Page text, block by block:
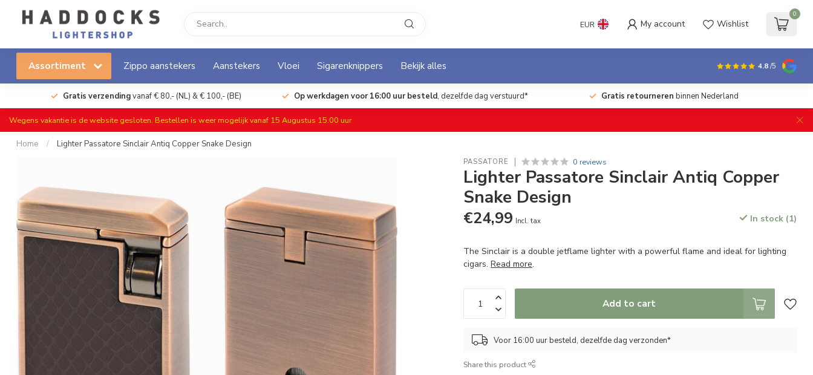
EUR My account Wishlist
0
Assortiment Zippo aanstekers Aanstekers Vloei Sigarenknippers Bekijk alles 4.8/5
Gratis verzendingvanaf € 80,- (NL) & € 100,- (BE) Op werkdagen voor 16:00 uur besteld, dezelfde dag verstuurd* Gratis retourneren binnen Nederland
Wegens vakantie is de website gesloten. Bestellen is weer mogelijk vanaf 15 Augustus 15.00 uur
Home / Lighter Passatore Sinclair Antiq Copper Snake Design
PASSATORE 0 reviews
Lighter Passatore Sinclair Antiq Copper
Snake Design
€24,99 Incl. tax In stock (1)
The Sinclair is a double jetflame lighter with a powerful flame and ideal for lighting
cigars.Read more.
Add to cart
Voor 16:00 uur besteld, dezelfde dag verzonden*
Share this product